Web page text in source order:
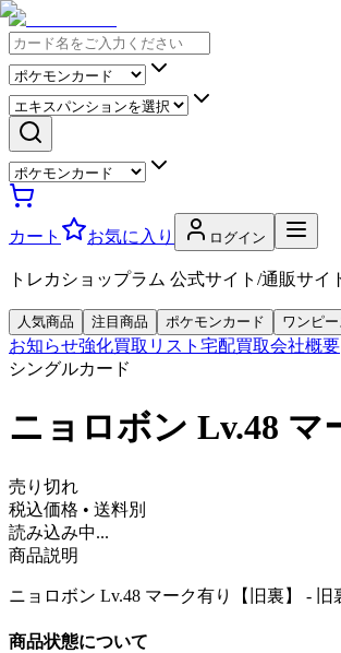
カート お気に入り ログイン
トレカショップラム 公式サイト/通販サイ
人気商品 注目商品 ポケモンカード ワンピ
お知らせ強化買取リスト 宅配買取会社概要
シングルカード
ニョロボン Lv.48 マ
売り切れ
税込価格 • 送料別
読み込み中...
商品説明
ニョロボン Lv.48 マーク有り【旧裏】 - 旧
商品状態について